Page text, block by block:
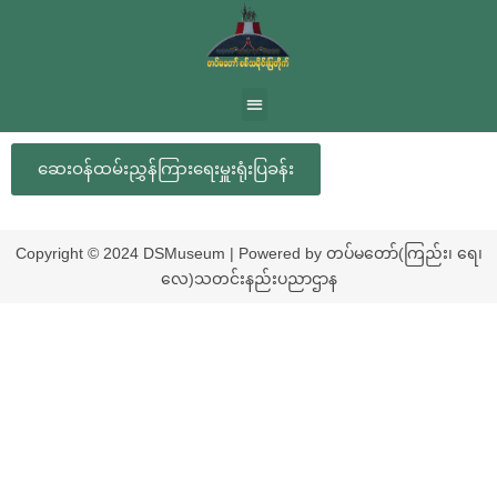
ဆေးဝန်ထမ်းညွှန်ကြားရေးမှူးရုံးပြခန်း
Copyright © 2024 DSMuseum | Powered by တပ်မတော်(ကြည်း၊ ရေ၊
လေ)သတင်းနည်းပညာဌာန